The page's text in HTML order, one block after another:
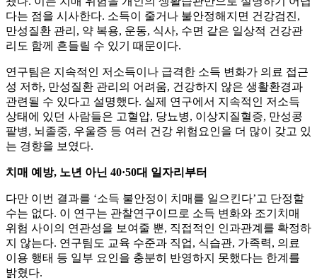
다는 점을 시사한다. 소득이 줄거나 불안정해지면 건강검진,
만성질환 관리, 약 복용, 운동, 식사, 수면 같은 일상적 건강관
리도 함께 흔들릴 수 있기 때문이다.
연구팀은 지속적인 저소득이나 급격한 소득 변화가 의료 접근
성 저하, 만성질환 관리의 어려움, 건강하지 않은 생활환경과
관련될 수 있다고 설명했다. 실제 연구에서 지속적인 저소득
상태에 있던 사람들은 고혈압, 당뇨병, 이상지질혈증, 만성콩
팥병, 뇌졸중, 우울증 등 여러 건강 위험요인을 더 많이 갖고 있
는 경향을 보였다.
치매 예방, 노년 아닌 40·50대 일자리부터
다만 이번 결과를 ‘소득 불안정이 치매를 일으킨다’고 단정할
수는 없다. 이 연구는 관찰연구이므로 소득 변화와 조기치매
위험 사이의 연관성을 보여줄 뿐, 직접적인 인과관계를 확정하
지 않는다. 연구팀도 교육 수준과 직업, 식습관, 가족력, 의료
이용 행태 등 일부 요인을 충분히 반영하지 못했다는 한계를
밝혔다.